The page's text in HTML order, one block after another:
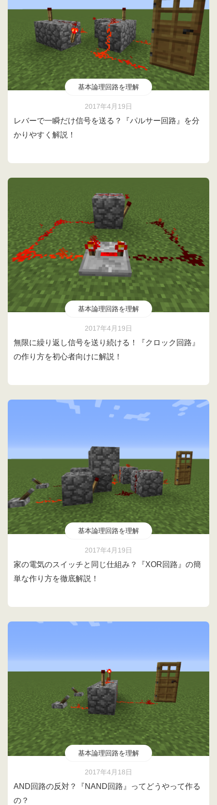
基本論理回路を理解
2017年4月19日
レバーで一瞬だけ信号を送る？『パルサー回路』を分
かりやすく解説！
基本論理回路を理解
2017年4月19日
無限に繰り返し信号を送り続ける！『クロック回路』
の作り方を初心者向けに解説！
基本論理回路を理解
2017年4月19日
家の電気のスイッチと同じ仕組み？『XOR回路』の簡
単な作り方を徹底解説！
基本論理回路を理解
2017年4月18日
AND回路の反対？『NAND回路』ってどうやって作る
の？